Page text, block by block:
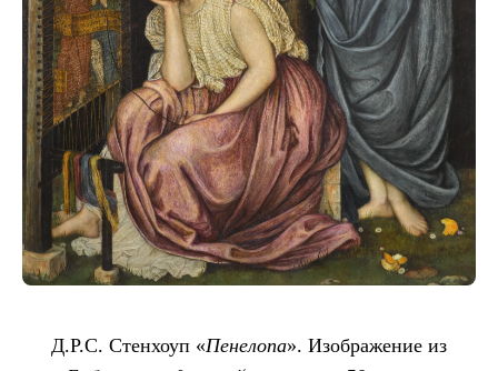
Д.Р.С. Стенхоуп «Пенелопа». Изображение из